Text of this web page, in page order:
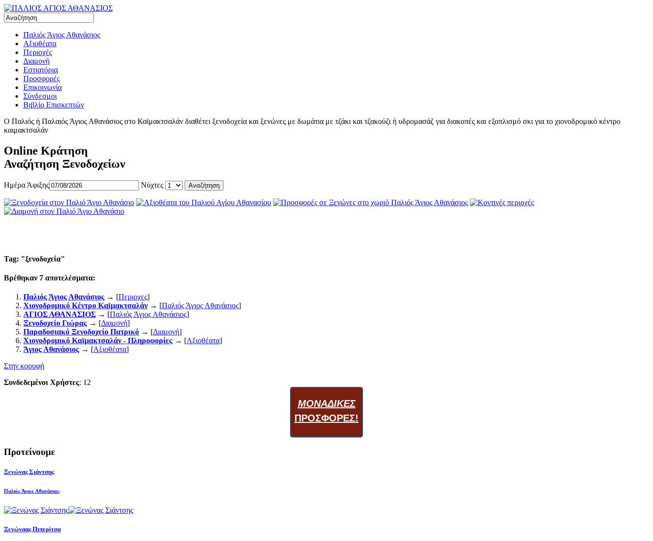
Παλιός Άγιος Αθανάσιος
Αξιοθέατα
Περιοχές
Διαμονή
Εστιατόρια
Προσφορές
Επικοινωνία
Σύνδεσμοι
Βιβλίο Επισκεπτών
Ο Παλιός ή Παλαιός Άγιος Αθανάσιος στο Καϊμακτσαλάν διαθέτει ξενοδοχεία και ξενώνες με δωμάτια με τζάκι και τζακούζι ή υδρομασάζ για διακοπές και εξοπλισμό σκι για το χιονοδρομικό κέντρο
καιμακτσαλάν
Online Κράτηση
Αναζήτηση Ξενοδοχείων
Ημέρα Άφιξης Νύχτες
Tag: "ξενοδοχεία"
Βρέθηκαν 7 αποτελέσματα:
Παλιός Άγιος Αθανάσιος → [Περιοχες]
Χιονοδρομικό Κέντρο Καϊμακτσαλάν → [Παλιός Άγιος Αθανάσιος]
ΑΓΙΟΣ ΑΘΑΝΑΣΙΟΣ → [Παλιός Άγιος Αθανάσιος]
Ξενοδοχείο Γιώρας → [Διαμονή]
Παραδοσιακό Ξενοδοχείο Πατρικό → [Διαμονή]
Χιονοδρομικό Καϊμακτσαλάν - Πληροφορίες → [Αξιοθέατα]
Άγιος Αθανάσιος → [Αξιοθέατα]
Στην κορυφή
Συνδεδεμένοι Χρήστες: 12
ΜΟΝΑΔΙΚΕΣ
ΠΡΟΣΦΟΡΕΣ!
Προτείνουμε
Ξενώνας Σιάντσης
Παλιός Άγιος Αθανάσιος
Ξενώναας Πιπερίτσα